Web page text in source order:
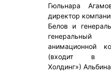
Гюльнара
директор
Белов и
анимационной
(входит в
Холдинг»)